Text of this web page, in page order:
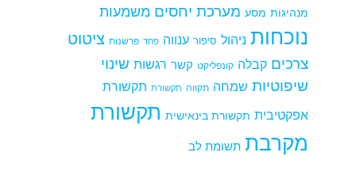
מנהיגות מסע מערכת יחסים משמעות
נוכחות ניהול סיפור ענווה פחד פרשנות ציטוט
צרכים קבלה קונפליקט קשר רגשות שינוי
שיפוטיות שמחה תקווה תקשורת תקשורת
אפקטיבית תקשורת בינאישית תקשורת
מקרבת תשומת לב